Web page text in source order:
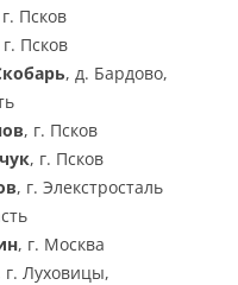
Псков
г. Псков
, д. Бардово,
, г. Псков
, г. Псков
, г. Элекстросталь
, г. Москва
г. Луховицы,